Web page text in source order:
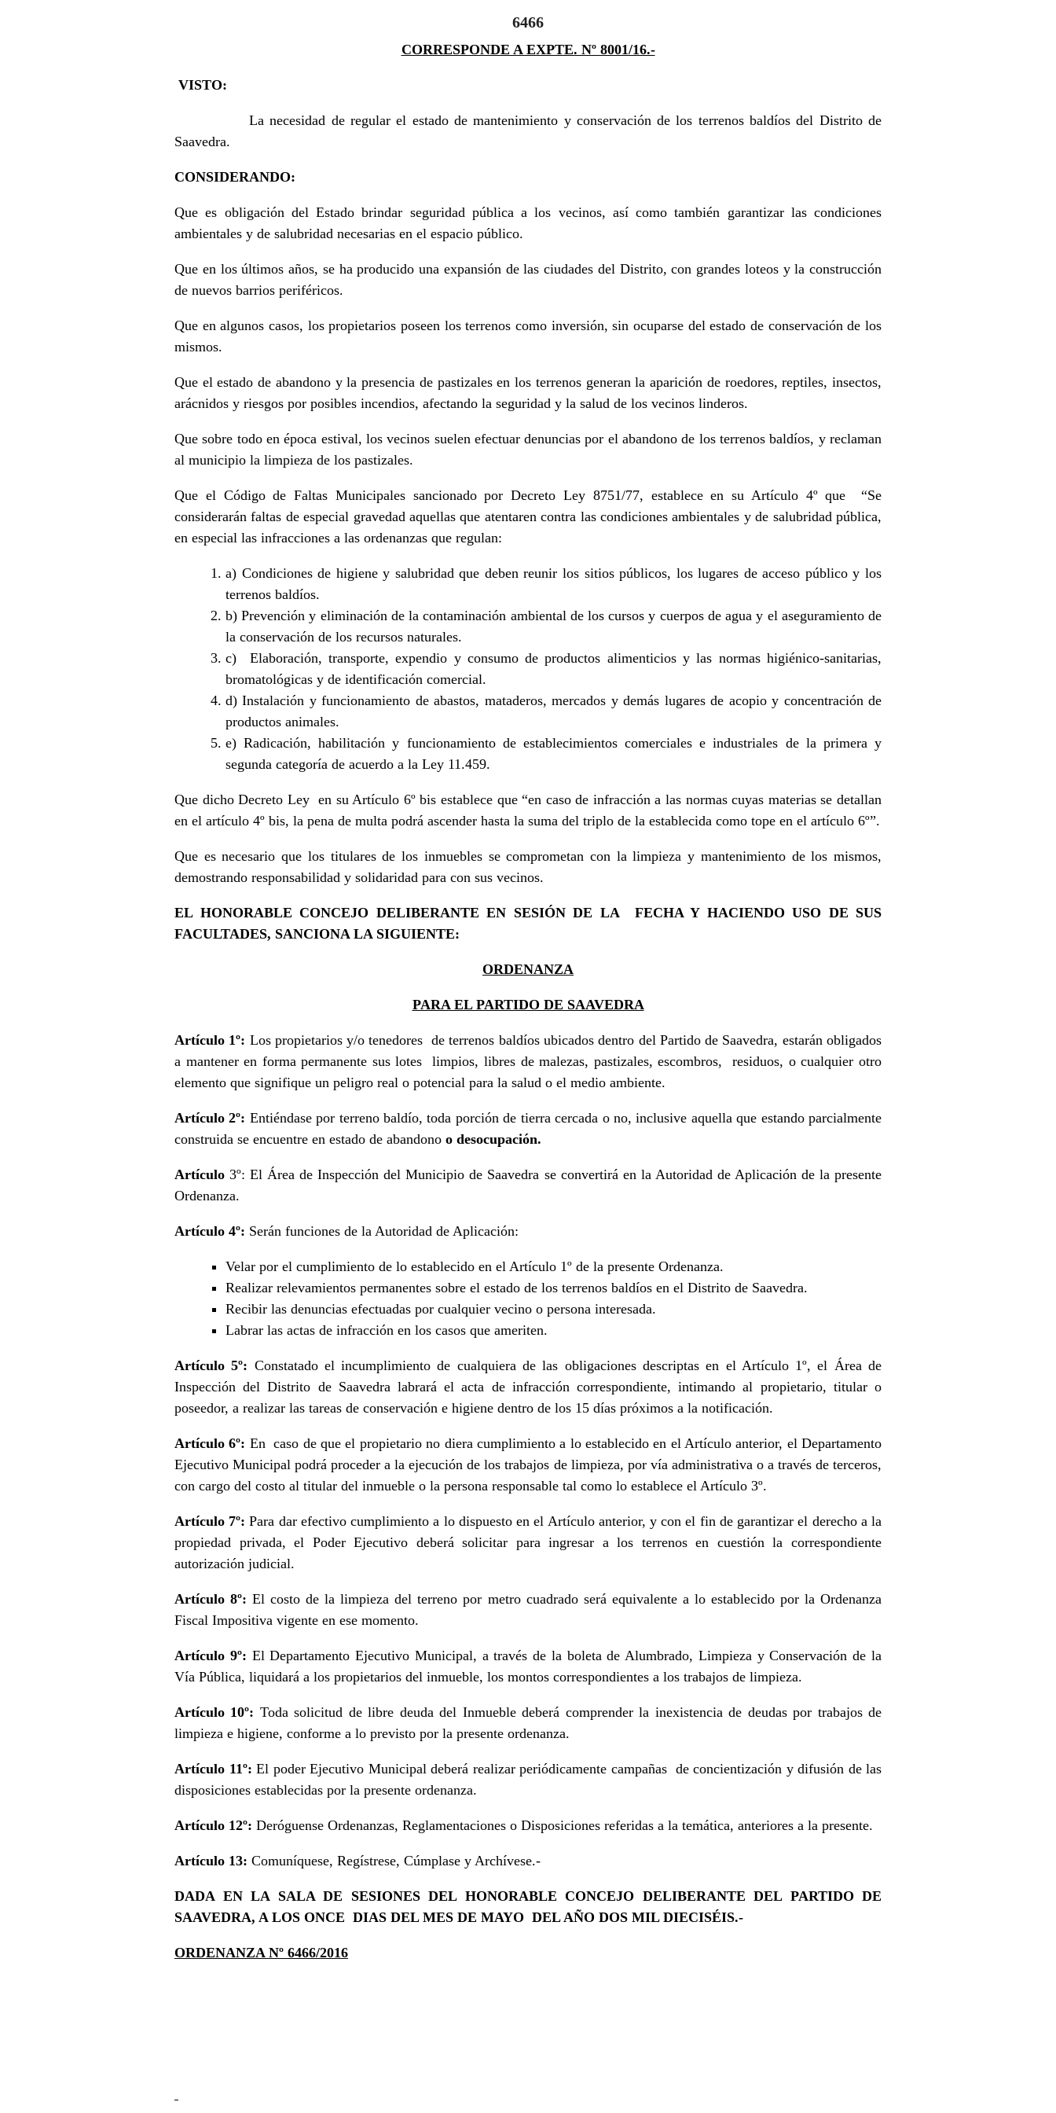
6466
CORRESPONDE A EXPTE. Nº 8001/16.-
VISTO:
La necesidad de regular el estado de mantenimiento y conservación de los terrenos baldíos del Distrito de
Saavedra.
CONSIDERANDO:
Que es obligación del Estado brindar seguridad pública a los vecinos, así como también garantizar las condiciones
ambientales y de salubridad necesarias en el espacio público.
Que en los últimos años, se ha producido una expansión de las ciudades del Distrito, con grandes loteos y la construcción
de nuevos barrios periféricos.
Que en algunos casos, los propietarios poseen los terrenos como inversión, sin ocuparse del estado de conservación de los
mismos.
Que el estado de abandono y la presencia de pastizales en los terrenos generan la aparición de roedores, reptiles, insectos,
arácnidos y riesgos por posibles incendios, afectando la seguridad y la salud de los vecinos linderos.
Que sobre todo en época estival, los vecinos suelen efectuar denuncias por el abandono de los terrenos baldíos, y reclaman
al municipio la limpieza de los pastizales.
Que el Código de Faltas Municipales sancionado por Decreto Ley 8751/77, establece en su Artículo 4º que “Se
considerarán faltas de especial gravedad aquellas que atentaren contra las condiciones ambientales y de salubridad pública,
en especial las infracciones a las ordenanzas que regulan:
a) Condiciones de higiene y salubridad que deben reunir los sitios públicos, los lugares de acceso público y los
terrenos baldíos.
b) Prevención y eliminación de la contaminación ambiental de los cursos y cuerpos de agua y el aseguramiento de
la conservación de los recursos naturales.
c) Elaboración, transporte, expendio y consumo de productos alimenticios y las normas higiénico-sanitarias,
bromatológicas y de identificación comercial.
d) Instalación y funcionamiento de abastos, mataderos, mercados y demás lugares de acopio y concentración de
productos animales.
e) Radicación, habilitación y funcionamiento de establecimientos comerciales e industriales de la primera y
segunda categoría de acuerdo a la Ley 11.459.
Que dicho Decreto Ley en su Artículo 6º bis establece que “en caso de infracción a las normas cuyas materias se detallan
en el artículo 4º bis, la pena de multa podrá ascender hasta la suma del triplo de la establecida como tope en el artículo 6º”.
Que es necesario que los titulares de los inmuebles se comprometan con la limpieza y mantenimiento de los mismos,
demostrando responsabilidad y solidaridad para con sus vecinos.
EL HONORABLE CONCEJO DELIBERANTE EN SESIÓN DE LA FECHA Y HACIENDO USO DE SUS
FACULTADES, SANCIONA LA SIGUIENTE:
ORDENANZA
PARA EL PARTIDO DE SAAVEDRA
Artículo 1º: Los propietarios y/o tenedores de terrenos baldíos ubicados dentro del Partido de Saavedra, estarán obligados
a mantener en forma permanente sus lotes limpios, libres de malezas, pastizales, escombros, residuos, o cualquier otro
elemento que signifique un peligro real o potencial para la salud o el medio ambiente.
Artículo 2º: Entiéndase por terreno baldío, toda porción de tierra cercada o no, inclusive aquella que estando parcialmente
construida se encuentre en estado de abandono o desocupación.
Artículo 3º: El Área de Inspección del Municipio de Saavedra se convertirá en la Autoridad de Aplicación de la presente
Ordenanza.
Artículo 4º: Serán funciones de la Autoridad de Aplicación:
Velar por el cumplimiento de lo establecido en el Artículo 1º de la presente Ordenanza.
Realizar relevamientos permanentes sobre el estado de los terrenos baldíos en el Distrito de Saavedra.
Recibir las denuncias efectuadas por cualquier vecino o persona interesada.
Labrar las actas de infracción en los casos que ameriten.
Artículo 5º: Constatado el incumplimiento de cualquiera de las obligaciones descriptas en el Artículo 1º, el Área de
Inspección del Distrito de Saavedra labrará el acta de infracción correspondiente, intimando al propietario, titular o
poseedor, a realizar las tareas de conservación e higiene dentro de los 15 días próximos a la notificación.
Artículo 6º: En caso de que el propietario no diera cumplimiento a lo establecido en el Artículo anterior, el Departamento
Ejecutivo Municipal podrá proceder a la ejecución de los trabajos de limpieza, por vía administrativa o a través de terceros,
con cargo del costo al titular del inmueble o la persona responsable tal como lo establece el Artículo 3º.
Artículo 7º: Para dar efectivo cumplimiento a lo dispuesto en el Artículo anterior, y con el fin de garantizar el derecho a la
propiedad privada, el Poder Ejecutivo deberá solicitar para ingresar a los terrenos en cuestión la correspondiente
autorización judicial.
Artículo 8º: El costo de la limpieza del terreno por metro cuadrado será equivalente a lo establecido por la Ordenanza
Fiscal Impositiva vigente en ese momento.
Artículo 9º: El Departamento Ejecutivo Municipal, a través de la boleta de Alumbrado, Limpieza y Conservación de la
Vía Pública, liquidará a los propietarios del inmueble, los montos correspondientes a los trabajos de limpieza.
Artículo 10º: Toda solicitud de libre deuda del Inmueble deberá comprender la inexistencia de deudas por trabajos de
limpieza e higiene, conforme a lo previsto por la presente ordenanza.
Artículo 11º: El poder Ejecutivo Municipal deberá realizar periódicamente campañas de concientización y difusión de las
disposiciones establecidas por la presente ordenanza.
Artículo 12º: Deróguense Ordenanzas, Reglamentaciones o Disposiciones referidas a la temática, anteriores a la presente.
Artículo 13: Comuníquese, Regístrese, Cúmplase y Archívese.-
DADA EN LA SALA DE SESIONES DEL HONORABLE CONCEJO DELIBERANTE DEL PARTIDO DE
SAAVEDRA, A LOS ONCE DIAS DEL MES DE MAYO DEL AÑO DOS MIL DIECISÉIS.-
ORDENANZA Nº 6466/2016